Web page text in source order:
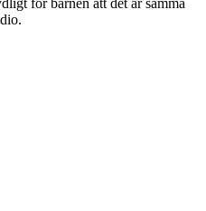
för barnen att det är samma